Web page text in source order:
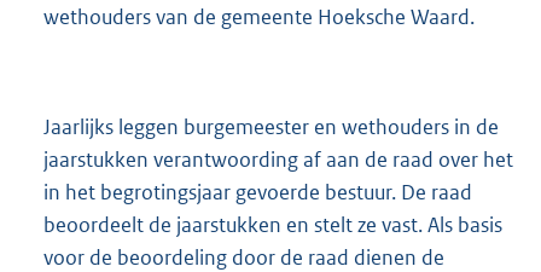
wethouders van de gemeente Hoeksche Waard.
Jaarlijks leggen burgemeester en wethouders in de
jaarstukken verantwoording af aan de raad over het
in het begrotingsjaar gevoerde bestuur. De raad
beoordeelt de jaarstukken en stelt ze vast. Als basis
voor de beoordeling door de raad dienen de